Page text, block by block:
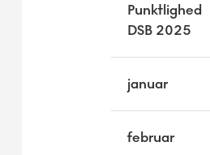
Punktlighed
DSB 2025
januar
februar